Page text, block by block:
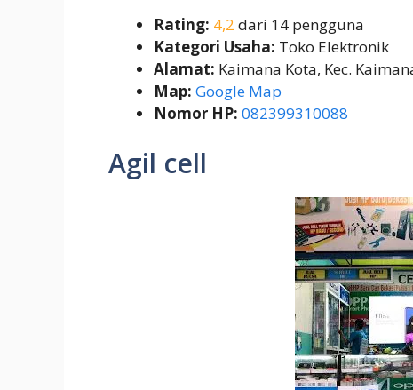
Rating: 4,2 dari 14 pengguna
Kategori Usaha: Toko Elektronik
Alamat: Kaimana Kota, Kec.
Map: Google Map
Nomor HP: 082399310088
Agil cell